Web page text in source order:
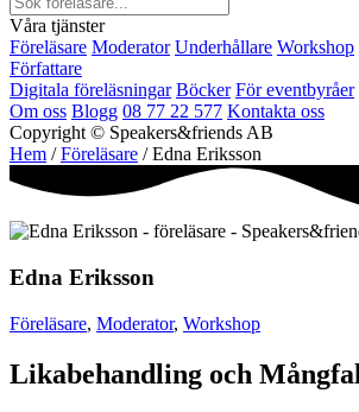
Våra tjänster
Föreläsare Moderator Underhållare Workshop
Författare
Digitala föreläsningar Böcker För eventbyråer
Om oss Blogg 08 77 22 577 Kontakta oss
Copyright © Speakers&friends AB
Hem /Föreläsare / Edna Eriksson
Edna Eriksson
Föreläsare, Moderator, Workshop
Likabehandling och